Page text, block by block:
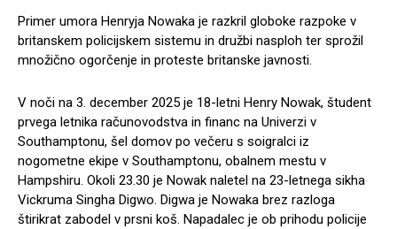
Primer umora Henryja Nowaka je razkril globoke razpoke v
britanskem policijskem sistemu in družbi nasploh ter sprožil
množično ogorčenje in proteste britanske javnosti.
V noči na 3. december 2025 je 18-letni Henry Nowak, študent
prvega letnika računovodstva in financ na Univerzi v
Southamptonu, šel domov po večeru s soigralci iz
nogometne ekipe v Southamptonu, obalnem mestu v
Hampshiru. Okoli 23.30 je Nowak naletel na 23-letnega sikha
Vickruma Singha Digwo. Digwa je Nowaka brez razloga
štirikrat zabodel v prsni koš. Napadalec je ob prihodu policije